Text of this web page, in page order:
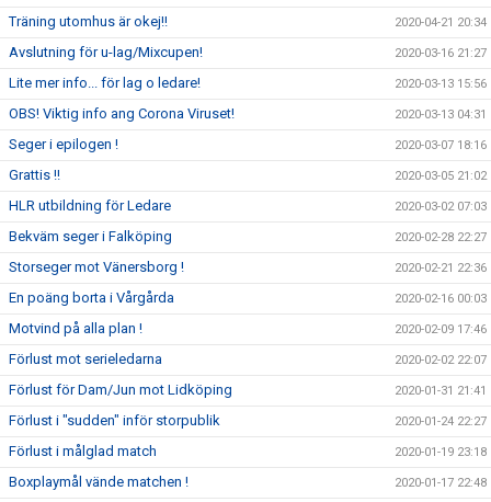
Träning utomhus är okej!! 2020-04-21 20:34
Avslutning för u-lag/Mixcupen! 2020-03-16 21:27
Lite mer info... för lag o ledare! 2020-03-13 15:56
OBS! Viktig info ang Corona Viruset! 2020-03-13 04:31
Seger i epilogen ! 2020-03-07 18:16
Grattis !! 2020-03-05 21:02
HLR utbildning för Ledare 2020-03-02 07:03
Bekväm seger i Falköping 2020-02-28 22:27
Storseger mot Vänersborg ! 2020-02-21 22:36
En poäng borta i Vårgårda 2020-02-16 00:03
Motvind på alla plan ! 2020-02-09 17:46
Förlust mot serieledarna 2020-02-02 22:07
Förlust för Dam/Jun mot Lidköping 2020-01-31 21:41
Förlust i "sudden" inför storpublik 2020-01-24 22:27
Förlust i målglad match 2020-01-19 23:18
Boxplaymål vände matchen ! 2020-01-17 22:48